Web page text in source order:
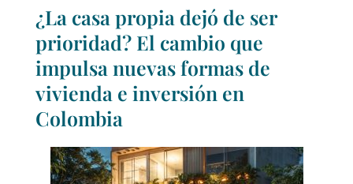
¿La casa propia dejó de ser
prioridad? El cambio que
impulsa nuevas formas de
vivienda e inversión en
Colombia